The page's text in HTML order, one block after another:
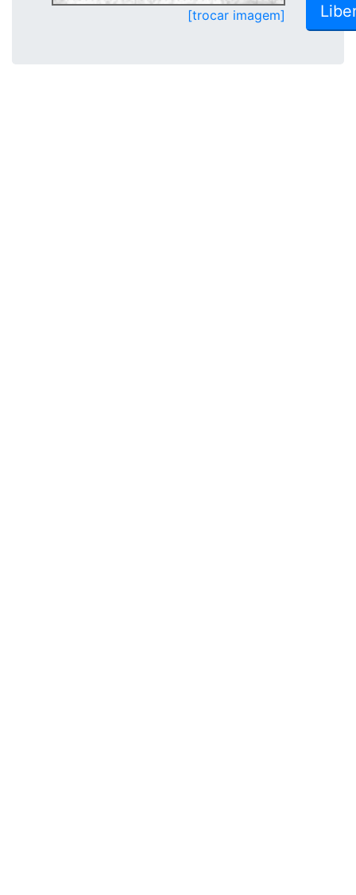
[trocar imagem]